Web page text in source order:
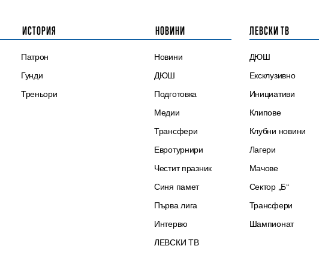
ИСТОРИЯ
Патрон
Гунди
Треньори
НОВИНИ
Новини
ДЮШ
Подготовка
Медии
Трансфери
Евротурнири
Честит празник
Синя памет
Първа лига
Интервю
ЛЕВСКИ ТВ
ЛЕВСКИ ТВ
ДЮШ
Ексклузивно
Инициативи
Клипове
Клубни новини
Лагери
Мачове
Сектор „Б“
Трансфери
Шампионат